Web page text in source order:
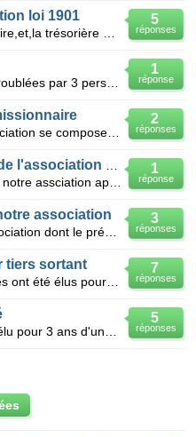
5
réponses
loi 1901
1
réponse
2
réponses
1
réponse
3
réponses
association
7
réponses
tiers sortant
5
réponses